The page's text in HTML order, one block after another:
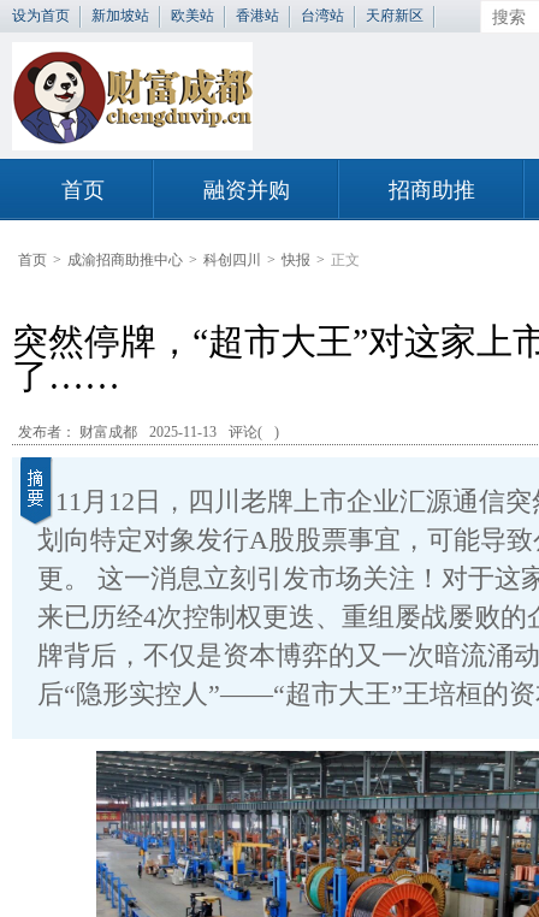
设为首页 新加坡站 欧美站 香港站 台湾站 天府新区
首页 融资并购 招商助推
首页 > 成渝招商助推中心 > 科创四川 > 快报 > 正文
突然停牌，“超市大王”对这家上
了……
发布者： 财富成都 2025-11-13 评论( )
11月12日，四川老牌上市企业汇源通信
划向特定对象发行A股股票事宜，可能导
更。 这一消息立刻引发市场关注！对于这
来已历经4次控制权更迭、重组屡战屡败的
牌背后，不仅是资本博弈的又一次暗流涌
后“隐形实控人”——“超市大王”王培桓的